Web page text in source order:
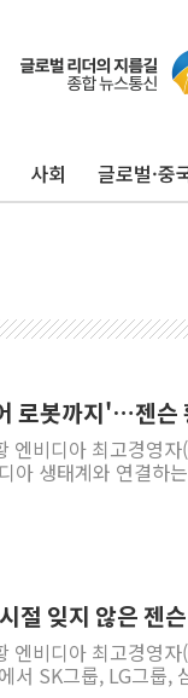
사회 글로벌·중
로봇까지'…젠슨
비디아 최고경영
아 생태계와 연결하
절 잊지 않은 젠
비디아 최고경영
서 SK그룹, LG그룹,